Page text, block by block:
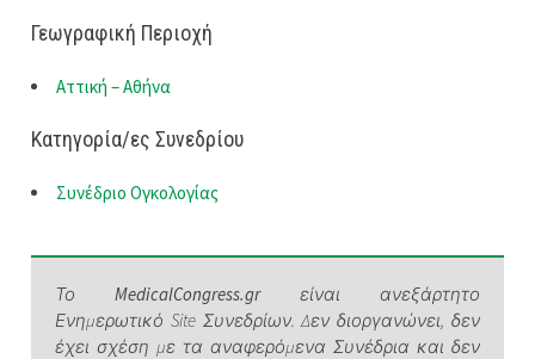
Γεωγραφική Περιοχή
Αττική – Αθήνα
Κατηγορία/ες Συνεδρίου
Συνέδριο Ογκολογίας
ΤοMedicalCongress.grείναι ανεξάρτητο
Ενημερωτικό Site Συνεδρίων. Δεν διοργανώνει, δεν
έχει σχέση με τα αναφερόμενα Συνέδρια και δεν